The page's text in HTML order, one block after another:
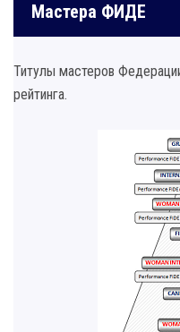
Мастера ФИДЕ
Титулы мастеров
рейтинга.